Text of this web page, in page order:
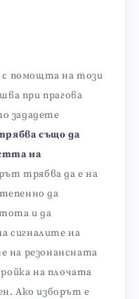
помощта на този
при прагова
зададете
също да
на
трябва да е на
да
и да
сигналите на
на резонансната
на плочата
Ако изборът е